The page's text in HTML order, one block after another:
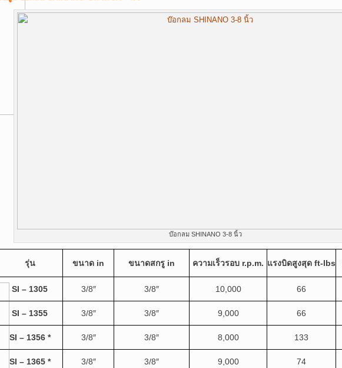
บ๊อกลม SHINANO 3-8 นิ้ว
รุ่น ขนาด in ขนาดสกรู in ความเร็วรอบ r.p.m. แรงบิดสูงสุด ft-lbs
SI – 1305 3/8″ 3/8″ 10,000 66
SI – 1355 3/8″ 3/8″ 9,000 66
SI – 1356 * 3/8″ 3/8″ 8,000 133
SI – 1365 * 3/8″ 3/8″ 9,000 74